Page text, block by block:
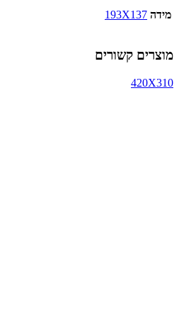
מידה 193X137
מוצרים קשורים
420X310